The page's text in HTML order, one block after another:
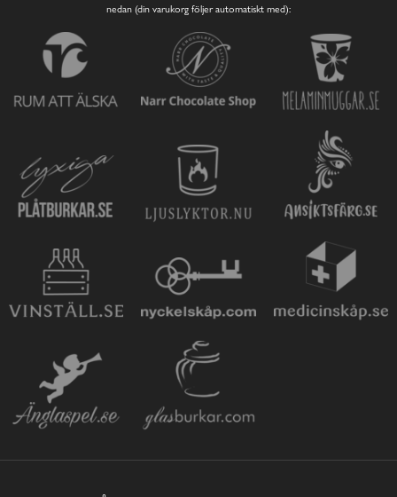
nedan (din varukorg följer automatiskt med):